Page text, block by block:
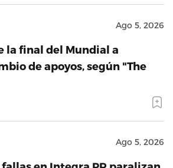
Ago 5, 2026
la final del Mundial a
de apoyos, según "The
Ago 5, 2026